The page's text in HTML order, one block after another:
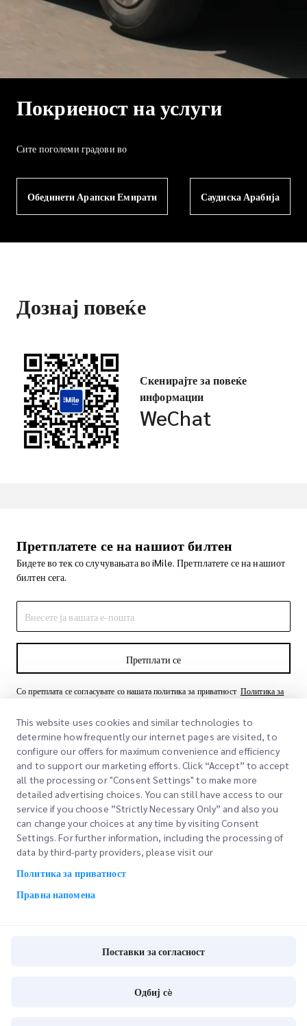
Покриеност на услуги
Сите поголеми градови во
Обединети Арапски Емирати Саудиска Арабија
Дознај повеќе
Скенирајте за повеќе
информации
WeChat
Претплатете се на нашиот билтен
Бидете во тек со случувањата во iMile. Претплатете се на нашиот
билтен сега.
Претплати се
Со претплата се согласувате со нашата политика за приватност Политика за
Брзи линкови
Локации на канцеларии
Побарајте понуда
Корпоративно
За нас
Наши услуги
This website uses cookies and similar technologies to
determine how frequently our internet pages are visited, to
configure our offers for maximum convenience and efficiency
and to support our marketing efforts. Click “Accept” to accept
all the processing or "Consent Settings" to make more
detailed advertising choices. You can still have access to our
service if you choose ”Strictly Necessary Only” and also you
can change your choices at any time by visiting Consent
Settings. For further information, including the processing of
data by third-party providers, please visit our
Политика за приватност
Правна напомена
Поставки за согласност
Одбиј сè